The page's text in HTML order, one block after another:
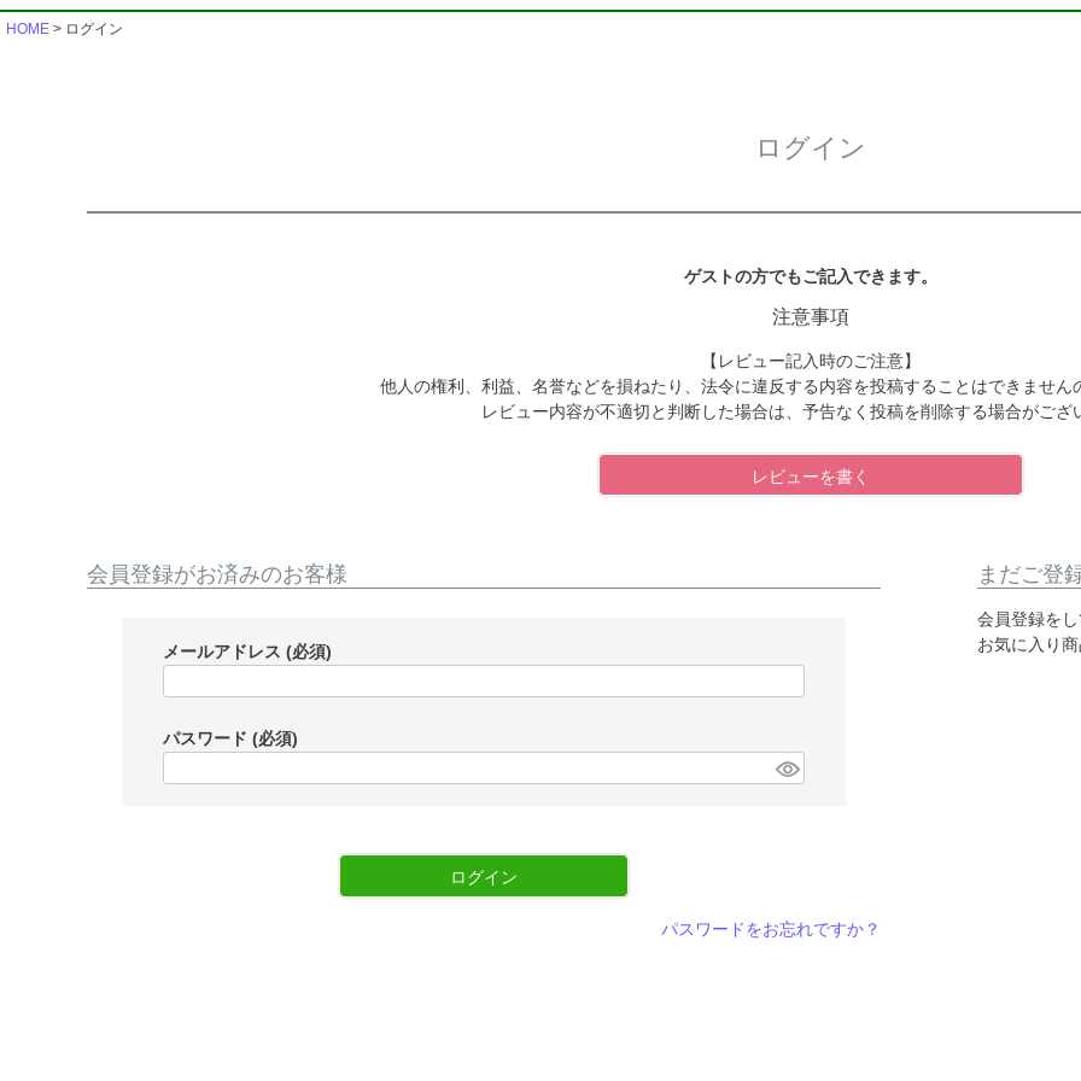
HOME ログイン
ログイン
ゲストの方でもご記入できます。
注意事項
【レビュー記入時のご注意】
他人の権利、利益、名誉などを損ねたり、法令に違反する内容を投稿することはできません
レビュー内容が不適切と判断した場合は、予告なく投稿を削除する場合がござ
レビューを書く
会員登録がお済みのお客様
メールアドレス (必須)
パスワード (必須)
ログイン
パスワードをお忘れですか？
まだご登
会員登録を
お気に入り